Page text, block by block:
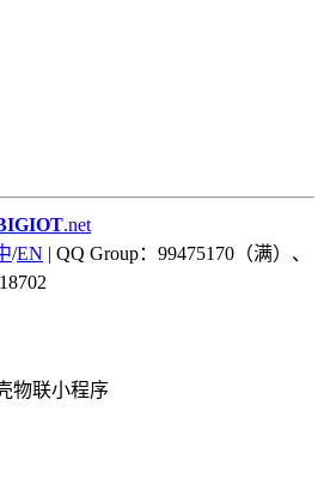
.net
/EN | QQ Group：99475170（满）、